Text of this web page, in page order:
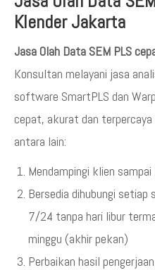
KlenderJakarta
Jasa Olah Data SEM PLS
Konsultan melayani jasa
software SmartPLS dan
cepat, akurat dan
antara lain:
Mendampingi klien
Bersedia dihubungi setiap
7/24 tanpa hari libur
minggu (akhir pekan)
Perbaikan hasil